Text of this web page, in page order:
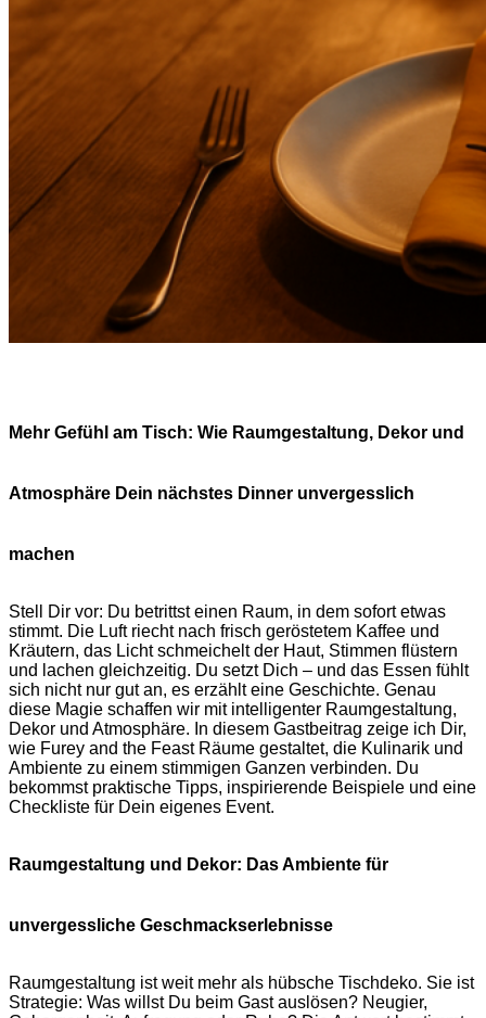
Mehr Gefühl am Tisch: Wie Raumgestaltung, Dekor und
Atmosphäre Dein nächstes Dinner unvergesslich
machen
Stell Dir vor: Du betrittst einen Raum, in dem sofort etwas
stimmt. Die Luft riecht nach frisch geröstetem Kaffee und
Kräutern, das Licht schmeichelt der Haut, Stimmen flüstern
und lachen gleichzeitig. Du setzt Dich – und das Essen fühlt
sich nicht nur gut an, es erzählt eine Geschichte. Genau
diese Magie schaffen wir mit intelligenter Raumgestaltung,
Dekor und Atmosphäre. In diesem Gastbeitrag zeige ich Dir,
wie Furey and the Feast Räume gestaltet, die Kulinarik und
Ambiente zu einem stimmigen Ganzen verbinden. Du
bekommst praktische Tipps, inspirierende Beispiele und eine
Checkliste für Dein eigenes Event.
Raumgestaltung und Dekor: Das Ambiente für
unvergessliche Geschmackserlebnisse
Raumgestaltung ist weit mehr als hübsche Tischdeko. Sie ist
Strategie: Was willst Du beim Gast auslösen? Neugier,